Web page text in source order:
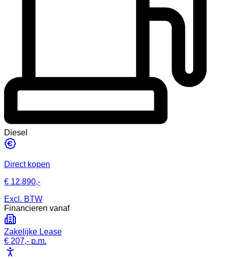
Diesel
Direct kopen
€ 12.890,-
Excl. BTW
Financieren vanaf
Zakelijke Lease
€ 207,- p.m.